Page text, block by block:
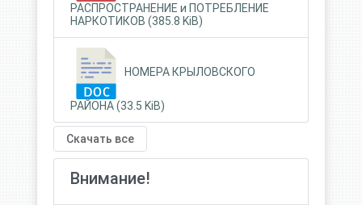
РАСПРОСТРАНЕНИЕ и ПОТРЕБЛЕНИЕ
НАРКОТИКОВ (385.8 KiB)
НОМЕРА КРЫЛОВСКОГО
РАЙОНА (33.5 KiB)
Скачать все
Внимание!